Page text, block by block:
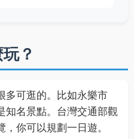
？
多可逛的。比如永樂市
知名景點。台灣交通部觀
你可以規劃一日遊。